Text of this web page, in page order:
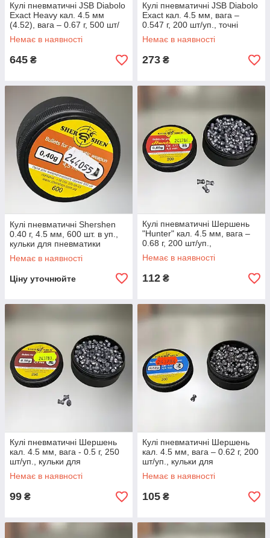
Кулі пневматичні JSB Diabolo
Exact Heavy кал. 4.5 мм
(4.52), вага – 0.67 г, 500 шт/
уп, важкі точні кульки
Немає в наявності
645 ₴
Кулі пневматичні JSB Diabolo
Exact кал. 4.5 мм, вага –
0.547 г, 200 шт/уп., точні
кульки для пневматики
(546235-200)
Немає в наявності
273 ₴
Кулі пневматичні Shershen
0.40 г, 4.5 мм, 600 шт. в уп.,
кульки для пневматики
ковпачкові
Немає в наявності
Ціну уточнюйте
Кулі пневматичні Шершень
"Hunter" кал. 4.5 мм, вага –
0.68 г, 200 шт/уп.,
експансивні кульки для
пневматики
Немає в наявності
112 ₴
Кулі пневматичні Шершень
кал. 4.5 мм, вага - 0.5 г, 250
шт/уп., кульки для
пневматики з плоскою
головкою
Немає в наявності
99 ₴
Кулі пневматичні Шершень
кал. 4.5 мм, вага – 0.62 г, 200
шт/уп., кульки для
пневматики
Немає в наявності
105 ₴